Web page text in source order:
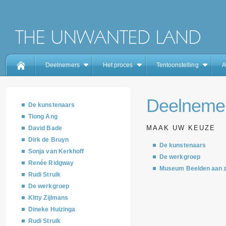
Deelnemers Het proces Tentoonstelling
De kunstenaars
Tiong Ang
David Bade
Dirk de Bruyn
Sonja van Kerkhoff
Renée Ridgway
Rudi Struik
De werkgroep
Kitty Zijlmans
Dineke Huizinga
Rudi Struik
MAAK UW KEUZE
De kunstenaars
De werkgroep
Museum Beelden aan